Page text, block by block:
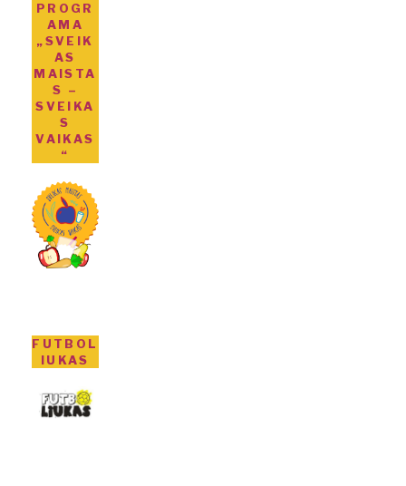
PROGR
AMA
„SVEIK
AS
MAISTA
S –
SVEIKA
S
VAIKAS
“
FUTBOL
IUKAS